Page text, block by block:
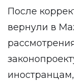
После
вернули в